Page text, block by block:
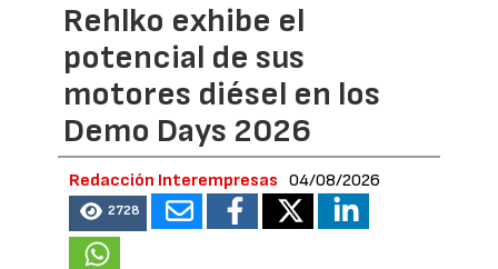
Rehlko exhibe el
potencial de sus
motores diésel en los
Demo Days 2026
Redacción Interempresas 04/08/2026
2728